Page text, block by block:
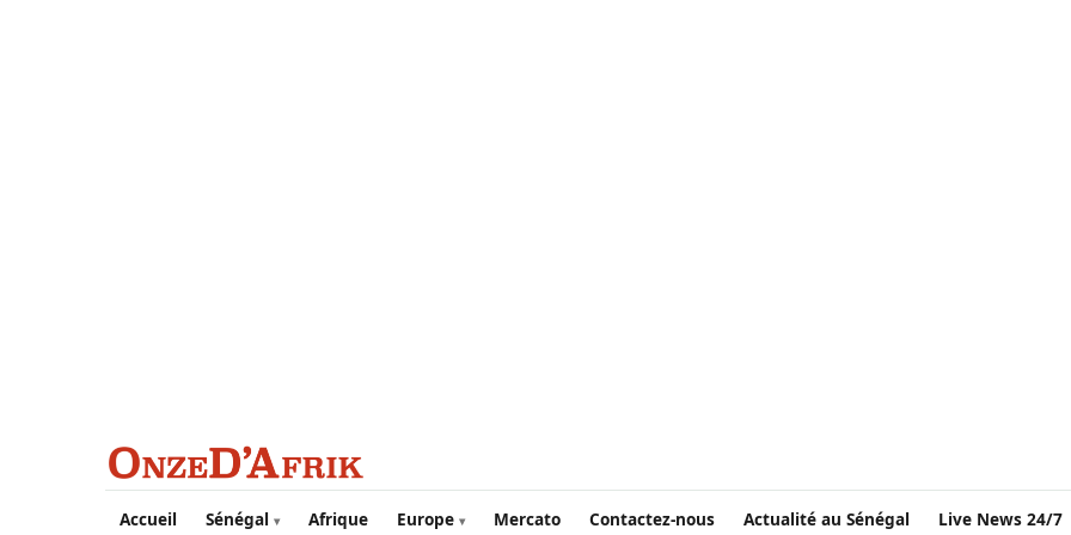
Aller au contenu principal
Accueil Sénégal Afrique Europe Mercato Contactez-nous Actualité au Sénégal Live News 24/7